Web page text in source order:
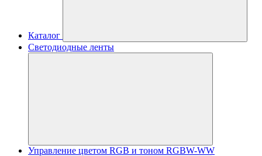
Каталог
Светодиодные ленты
Управление цветом RGB и тоном RGBW-WW